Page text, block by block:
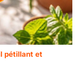
pétillant et